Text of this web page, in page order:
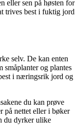
eller sen på høsten for
trives best i fuktig jord
selv. De kan enten
småplanter og plantes
i næringsrik jord og
du kan prøve
på nettet eller i bøker
du dyrker ulike